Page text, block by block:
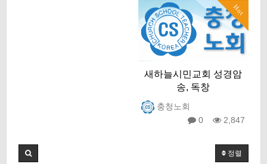
Hot
새하늘시민교회 성경암
송, 독창
충청노회
0
2,847
정렬